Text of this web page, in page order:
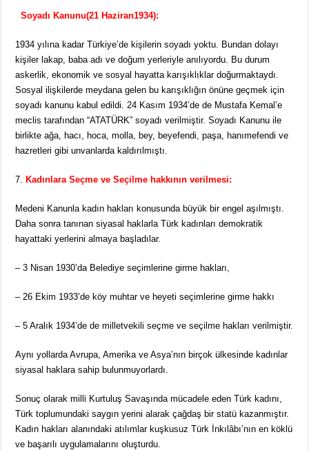
Soyadı Kanunu(21 Haziran1934):
1934 yılına kadar Türkiye’de kişilerin soyadı yoktu. Bundan dolayı
kişiler lakap, baba adı ve doğum yerleriyle anılıyordu. Bu durum
askerlik, ekonomik ve sosyal hayatta karışıklıklar doğurmaktaydı.
Sosyal ilişkilerde meydana gelen bu karışıklığın önüne geçmek için
soyadı kanunu kabul edildi. 24 Kasım 1934’de de Mustafa Kemal’e
meclis tarafından “ATATÜRK” soyadı verilmiştir. Soyadı Kanunu ile
birlikte ağa, hacı, hoca, molla, bey, beyefendi, paşa, hanımefendi ve
hazretleri gibi unvanlarda kaldırılmıştı.
Kadınlara Seçme ve Seçilme hakkının verilmesi:
Medeni Kanunla kadın hakları konusunda büyük bir engel aşılmıştı.
Daha sonra tanınan siyasal haklarla Türk kadınları demokratik
hayattaki yerlerini almaya başladılar.
– 3 Nisan 1930’da Belediye seçimlerine girme hakları,
– 26 Ekim 1933’de köy muhtar ve heyeti seçimlerine girme hakkı
– 5 Aralık 1934’de de milletvekili seçme ve seçilme hakları verilmiştir.
Aynı yollarda Avrupa, Amerika ve Asya’nın birçok ülkesinde kadınlar
siyasal haklara sahip bulunmuyorlardı.
Sonuç olarak milli Kurtuluş Savaşında mücadele eden Türk kadını,
Türk toplumundaki saygın yerini alarak çağdaş bir statü kazanmıştır.
Kadın hakları alanındaki atılımlar kuşkusuz Türk İnkılâbı’nın en köklü
ve başarılı uygulamalarını oluşturdu.